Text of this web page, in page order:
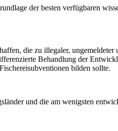
der besten verfügbaren
die zu illegaler, ungemeldeter
Behandlung der
bilden sollte.
und die am wenigsten